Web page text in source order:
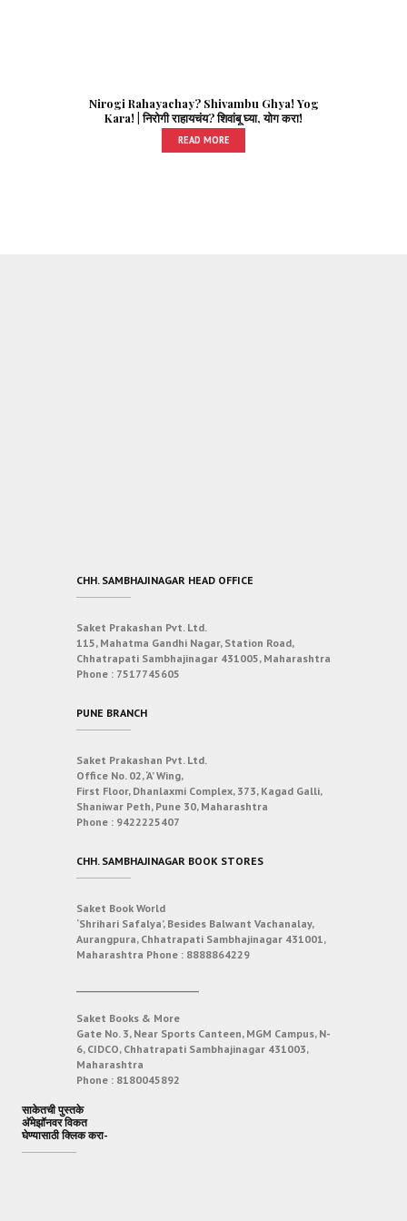
Nirogi Rahayachay? Shivambu Ghya! Yog
Kara! | निरोगी राहायचंय? शिवांबू घ्या, योग करा!
READ MORE
CHH. SAMBHAJINAGAR HEAD OFFICE
Saket Prakashan Pvt. Ltd.
115, Mahatma Gandhi Nagar, Station Road,
Chhatrapati Sambhajinagar 431005, Maharashtra
Phone : 7517745605
PUNE BRANCH
Saket Prakashan Pvt. Ltd.
Office No. 02, ‘A’ Wing,
First Floor, Dhanlaxmi Complex, 373, Kagad Galli,
Shaniwar Peth, Pune 30, Maharashtra
Phone : 9422225407
CHH. SAMBHAJINAGAR BOOK STORES
Saket Book World
‘Shrihari Safalya’, Besides Balwant Vachanalay,
Aurangpura, Chhatrapati Sambhajinagar 431001,
Maharashtra Phone : 8888864229
Saket Books & More
Gate No. 3, Near Sports Canteen, MGM Campus, N-
6, CIDCO, Chhatrapati Sambhajinagar 431003,
Maharashtra
Phone : 8180045892
साकेतची पुस्तके
अ‍ॅमेझॉनवर विकत
घेण्यासाठी क्लिक करा-